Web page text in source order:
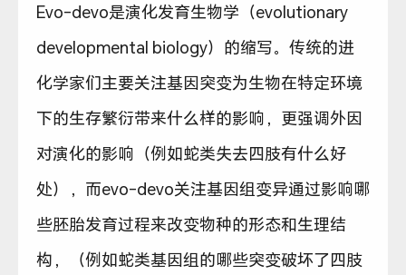
Evo-devo是演化发育生物学（evolutionary
developmental biology）的缩写。传统的进
化学家们主要关注基因突变为生物在特定环境
下的生存繁衍带来什么样的影响，更强调外因
对演化的影响（例如蛇类失去四肢有什么好
处），而evo-devo关注基因组变异通过影响哪
些胚胎发育过程来改变物种的形态和生理结
构，（例如蛇类基因组的哪些突变破坏了四肢